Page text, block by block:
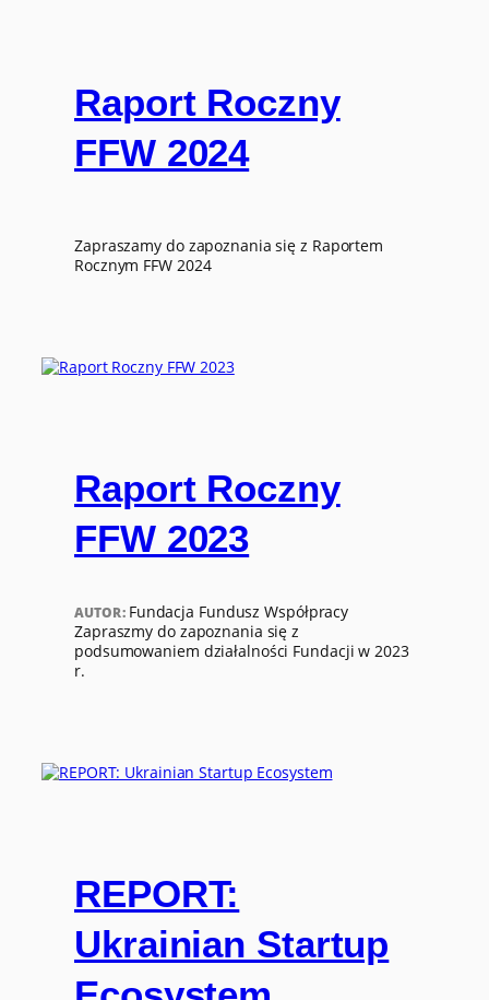
Raport Roczny
FFW 2024
Zapraszamy do zapoznania się z Raportem
Rocznym FFW 2024
Raport Roczny
FFW 2023
AUTOR: Fundacja Fundusz Współpracy
Zapraszmy do zapoznania się z
podsumowaniem działalności Fundacji w 2023
r.
REPORT:
Ukrainian Startup